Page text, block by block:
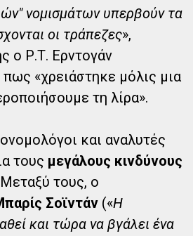
νομισμάτων υπερβούν τα
οι τράπεζες»,
ο Ρ.Τ. Ερντογάν
«χρειάστηκε μόλις μια
τη λίρα».
και αναλυτές
τους μεγάλους κινδύνους
τους, ο
Σοϊντάν («Η
και τώρα να βγάλει ένα